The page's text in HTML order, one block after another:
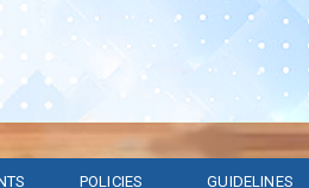
POLICIES GUIDELINES